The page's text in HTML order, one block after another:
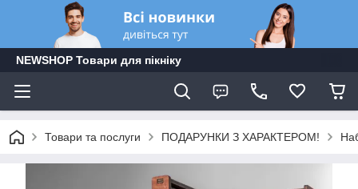
NEWSHOP Товари для пікніку
Товари та послуги ПОДАРУНКИ З ХАРАКТЕРОМ!